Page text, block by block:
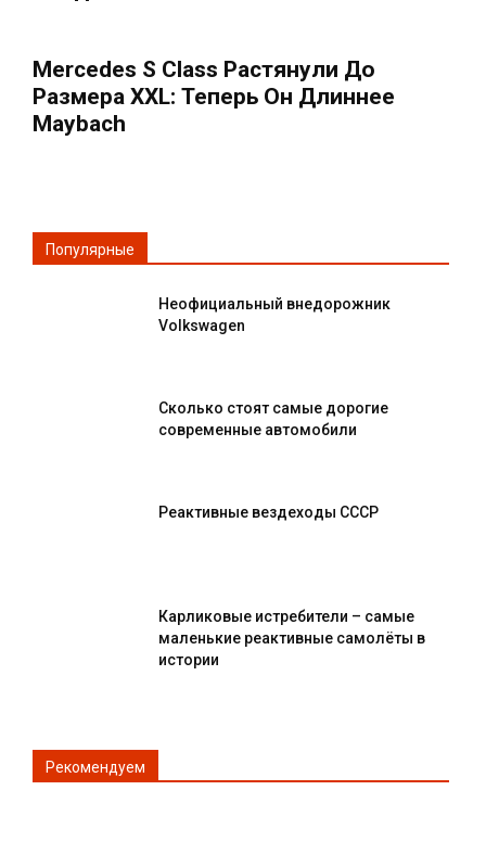
Mercedes S Class Растянули До
Размера XXL: Теперь Он Длиннее
Maybach
Популярные
Неофициальный внедорожник
Volkswagen
Сколько стоят самые дорогие
современные автомобили
Реактивные вездеходы СССР
Карликовые истребители – самые
маленькие реактивные самолёты в
истории
Рекомендуем